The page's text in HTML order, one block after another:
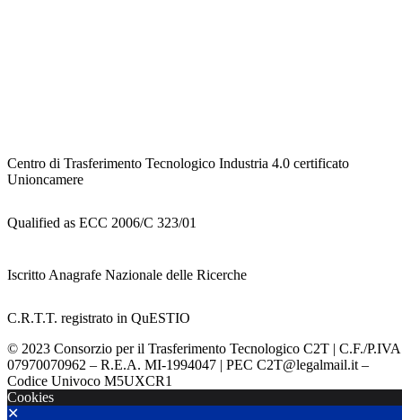
Centro di Trasferimento Tecnologico Industria 4.0 certificato
Unioncamere
Qualified as ECC 2006/C 323/01
Iscritto Anagrafe Nazionale delle Ricerche
C.R.T.T. registrato in QuESTIO
© 2023 Consorzio per il Trasferimento Tecnologico C2T | C.F./P.IVA
07970070962 – R.E.A. MI-1994047 | PEC C2T@legalmail.it –
Codice Univoco M5UXCR1
Cookies
✕